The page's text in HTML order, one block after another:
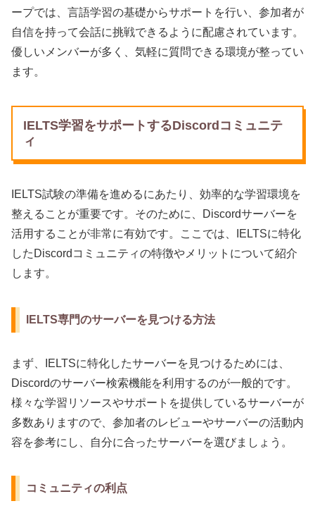
ープでは、言語学習の基礎からサポートを行い、参加者が
自信を持って会話に挑戦できるように配慮されています。
優しいメンバーが多く、気軽に質問できる環境が整ってい
ます。
IELTS学習をサポートするDiscordコミュニテ
ィ
IELTS試験の準備を進めるにあたり、効率的な学習環境を
整えることが重要です。そのために、Discordサーバーを
活用することが非常に有効です。ここでは、IELTSに特化
したDiscordコミュニティの特徴やメリットについて紹介
します。
IELTS専門のサーバーを見つける方法
まず、IELTSに特化したサーバーを見つけるためには、
Discordのサーバー検索機能を利用するのが一般的です。
様々な学習リソースやサポートを提供しているサーバーが
多数ありますので、参加者のレビューやサーバーの活動内
容を参考にし、自分に合ったサーバーを選びましょう。
コミュニティの利点